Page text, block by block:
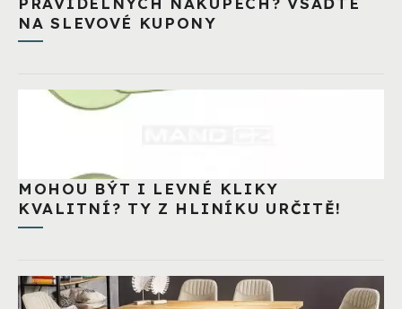
NA SLEVOVÉ KUPONY
MOHOU BÝT I LEVNÉ KLIKY
KVALITNÍ? TY Z HLINÍKU URČITĚ!